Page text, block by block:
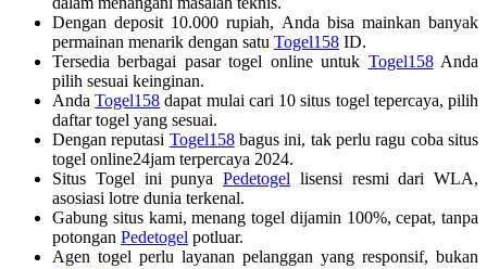
Dengan deposit 10.000 rupiah, Anda bisa mainkan banyak
permainan menarik dengan satu Togel158 ID.
Tersedia berbagai pasar togel online untuk Togel158Anda
pilih sesuai keinginan.
AndaTogel158 dapat mulai cari 10 situs togel tepercaya, pilih
daftar togel yang sesuai.
Dengan reputasi Togel158bagus ini, tak perlu ragu coba situs
togel online24jam terpercaya 2024.
Situs Togel ini punya Pedetogel lisensi resmi dari WLA,
asosiasi lotre dunia terkenal.
Gabung situs kami, menang togel dijamin 100%, cepat, tanpa
potongan Pedetogel potluar.
Agen togel perlu layanan pelanggan yang responsif, bukan